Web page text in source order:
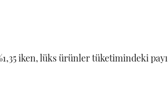
iken, lüks ürünler tüketimindeki payı